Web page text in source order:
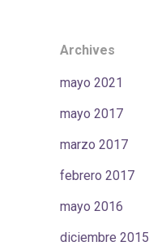
Archives
mayo 2021
mayo 2017
marzo 2017
febrero 2017
mayo 2016
diciembre 2015